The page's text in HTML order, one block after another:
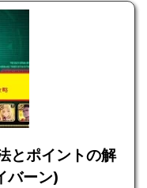
とポイントの解
バーン)